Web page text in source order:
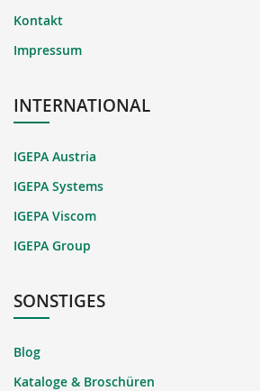
Kontakt
Impressum
INTERNATIONAL
IGEPA Austria
IGEPA Systems
IGEPA Viscom
IGEPA Group
SONSTIGES
Blog
Kataloge & Broschüren